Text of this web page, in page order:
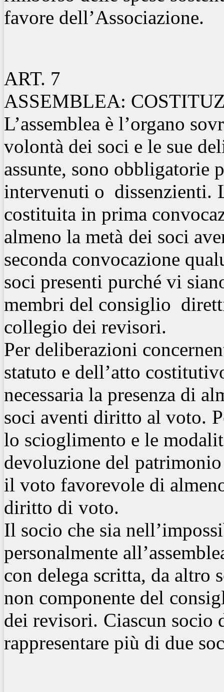
favore dell’Associazione.
ART. 7
ASSEMBLEA:
L’assemblea è l’organo
volontà dei soci e le sue
assunte, sono obbligatorie
intervenuti o dissenzienti.
costituita in prima
almeno la metà dei soci
seconda convocazione
soci presenti purché vi
membri del consiglio
collegio dei revisori.
Per deliberazioni
statuto e dell’atto
necessaria la presenza di
soci aventi diritto al voto.
lo scioglimento e le
devoluzione del
il voto favorevole di
diritto di voto.
Il socio che sia
personalmente
con delega scritta, da altro
non componente del
dei revisori. Ciascun socio
rappresentare più di due